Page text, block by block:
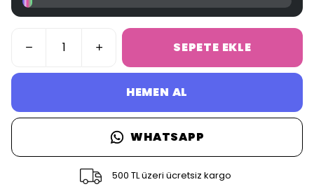
SEPETE EKLE
HEMEN AL
WHATSAPP
500 TL üzeri ücretsiz kargo